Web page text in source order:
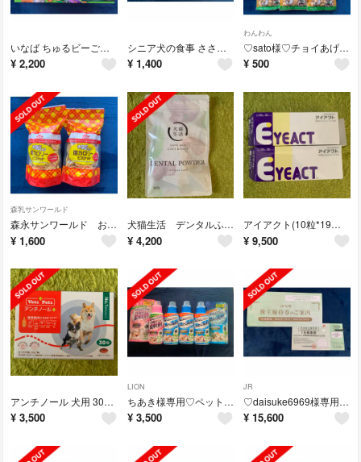
いなば ちゅるビーごはん 54袋入り 野菜バラエティ 10g×54袋
¥ 2,200
シニア犬の食事 ささみ&すりおろし野菜.さつまいも 7缶
¥ 1,400
わんわん
♡sato様♡チョイあげ 豆乳ビスケット
¥ 500
森乳サンワールド
森永サンワールド お気にいり 低カロリービスケット
¥ 1,600
犬猫生活 デンタルふりかけ 30包
¥ 4,200
アイアクト(10粒*19シート＋6粒)
¥ 9,500
アンチノール 犬用 30粒（おまけ4粒）新品未開封
¥ 3,500
LION
ちあき様専用♡ペットの布製品専用 洗たく洗剤 & 抗菌仕上げ柔軟剤
¥ 3,500
JR
♡daisuke6969様専用♡ JR九州 鉄道株主優待券 4枚
¥ 15,600